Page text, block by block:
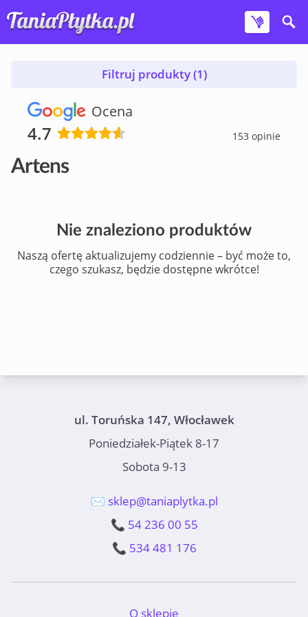
Filtruj produkty (1)
Ocena
4.7 153 opinie
Artens
Nie znaleziono produktów
Naszą ofertę aktualizujemy codziennie – być może to,
czego szukasz, będzie dostępne wkrótce!
ul. Toruńska 147, Włocławek
Poniedziałek-Piątek 8-17
Sobota 9-13
✉️ sklep@taniaplytka.pl
📞 54 236 00 55
📞 534 481 176
O sklepie